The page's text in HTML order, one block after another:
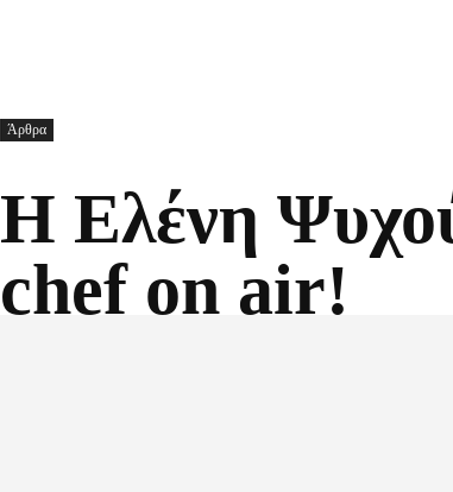
Άρθρα
Η Ελένη
chef on air!